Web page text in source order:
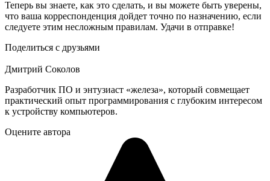
Теперь вы знаете, как это сделать, и вы можете быть уверены,
что ваша корреспонденция дойдет точно по назначению, если
следуете этим несложным правилам. Удачи в отправке!
Поделиться с друзьями
Дмитрий Соколов
Разработчик ПО и энтузиаст «железа», который совмещает
практический опыт программирования с глубоким интересом
к устройству компьютеров.
Оцените автора